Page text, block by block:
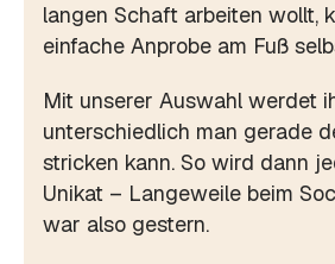
langen Schaft arbeiten wollt,
einfache Anprobe am Fuß
Mit unserer Auswahl werdet
unterschiedlich man gerade
stricken kann. So wird dann
Unikat – Langeweile beim
war also gestern.